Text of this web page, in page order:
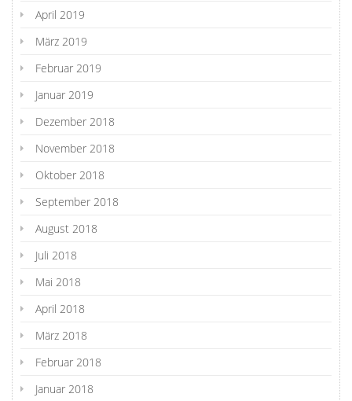
April 2019
März 2019
Februar 2019
Januar 2019
Dezember 2018
November 2018
Oktober 2018
September 2018
August 2018
Juli 2018
Mai 2018
April 2018
März 2018
Februar 2018
Januar 2018